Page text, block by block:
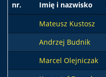
nr. Imię i nazwisko
Mateusz Kustosz
Andrzej Budnik
Marcel Olejniczak